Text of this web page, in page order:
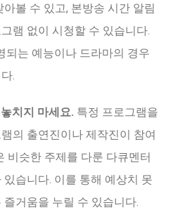
볼 수 있고, 본방송 시간 알림
램 없이 시청할 수 있습니다.
되는 예능이나 드라마의 경우
.
치지 마세요. 특정 프로그램을
의 출연진이나 제작진이 참여
비슷한 주제를 다룬 다큐멘터
습니다. 이를 통해 예상치 못
거움을 누릴 수 있습니다.